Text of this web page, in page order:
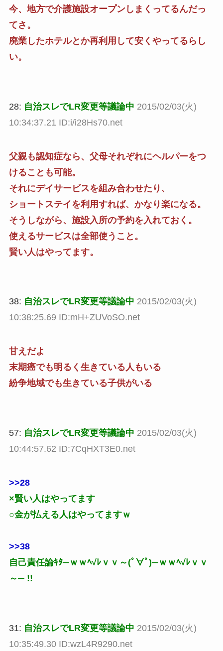
今、地方で介護施設オープンしまくってるんだっ
てさ。
廃業したホテルとか再利用して安くやってるらし
い。
28: 自治スレでLR変更等議論中 2015/02/03(火)
10:34:37.21 ID:i/i28Hs70.net
父親も認知症なら、父母それぞれにヘルパーをつ
けることも可能。
それにデイサービスを組み合わせたり、
ショートステイを利用すれば、かなり楽になる。
そうしながら、施設入所の予約を入れておく。
使えるサービスは全部使うこと。
賢い人はやってます。
38: 自治スレでLR変更等議論中 2015/02/03(火)
10:38:25.69 ID:mH+ZUVoSO.net
甘えだよ
末期癌でも明るく生きている人もいる
紛争地域でも生きている子供がいる
57: 自治スレでLR変更等議論中 2015/02/03(火)
10:44:57.62 ID:7CqHXT3E0.net
>>28
×賢い人はやってます
○金が払える人はやってますｗ
>>38
自己責任論ｷﾀ─ｗｗﾍ√ﾚｖｖ～(ﾟ∀ﾟ)─ｗｗﾍ√ﾚｖｖ
～─ !!
31: 自治スレでLR変更等議論中 2015/02/03(火)
10:35:49.30 ID:wzL4R9290.net